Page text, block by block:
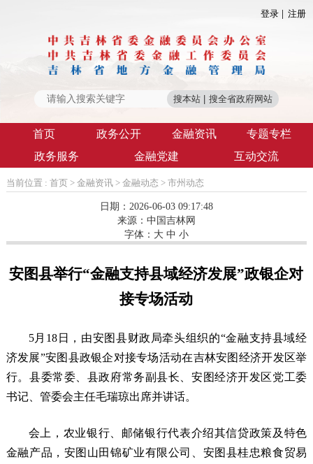
登录 注册
首页 政务公开 金融资讯
专题专栏
政务服务
金融党建 互动交流
当前位置 : 首页 > 金融资讯> 金融动态 > 市州动态
日期：2026-06-03 09:17:48
来源： 中国吉林网
字体： 大 中 小
安图县举行“金融支持县域经济发展”政银企对
接专场活动
5月18日，由安图县财政局牵头组织的“金融支持县域经
济发展”安图县政银企对接专场活动在吉林安图经济开发区举
行。县委常委、县政府常务副县长、安图经济开发区党工委
书记、管委会主任毛瑞琼出席并讲话。
会上，农业银行、邮储银行代表介绍其信贷政策及特色
金融产品，安图山田锦矿业有限公司、安图县桂忠粮食贸易